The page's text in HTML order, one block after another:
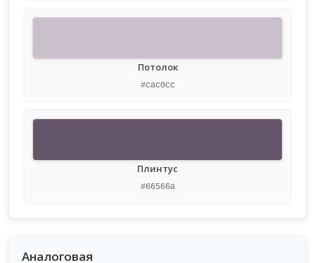
Потолок
#cac0cc
Плинтус
#66566a
Аналоговая